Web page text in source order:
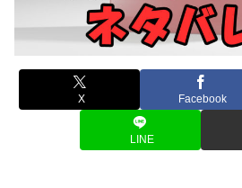
X Facebook
LINE